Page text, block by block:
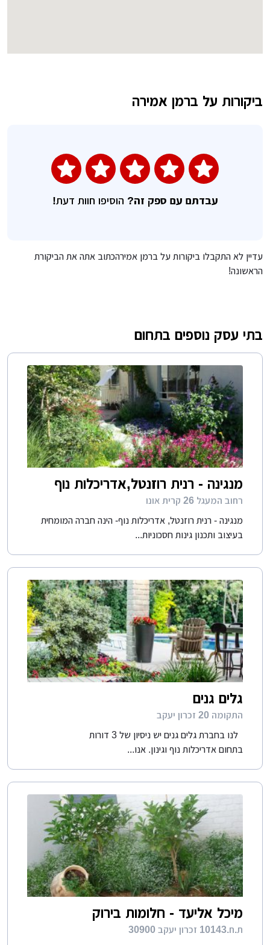
ביקורות על ברמן אמירה
עבדתם עם ספק זה? הוסיפו חוות דעת!
עדיין לא התקבלו ביקורות על ברמן אמירהכתוב אתה את הביקורת
הראשונה!
בתי עסק נוספים בתחום
מנגינה - רנית רוזנטל,אדריכלות נוף
רחוב המעגל 26 קרית אונו
מנגינה - רנית רוזנטל, אדריכלות נוף- הינה חברה המומחית
בעיצוב ותכנון גינות חסכוניות...
גלים גנים
התקומה 20 זכרון יעקב
לנו בחברת גלים גנים יש ניסיון של 3 דורות
בתחום אדריכלות נוף וגינון. אנו...
מיכל אליעד - חלומות בירוק
ת.ח.10143 זכרון יעקב 30900